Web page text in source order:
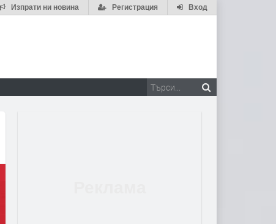
Вход
Регистрация
Изпрати ни новина